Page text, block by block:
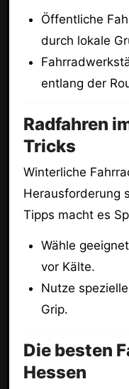
Öffentliche
durch lokale
entlang der
Radfahren
Tricks
Winterliche
Herausforderung
Tipps macht es
Wähle
vor Kälte.
Nutze
Grip.
Die besten
Hessen